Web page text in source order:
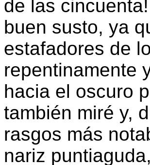
de las
buen susto, ya
estafadores de
repentinamente
hacia el oscuro
también miré y,
rasgos más
nariz